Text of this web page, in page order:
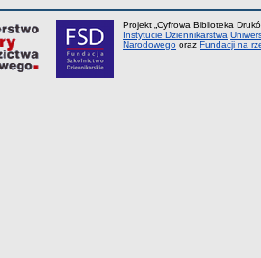
Projekt „Cyfrowa Biblioteka
Instytucie Dziennikarstwa
Narodowego orazFundacji na